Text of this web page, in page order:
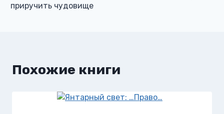
записям
приручить чудовище
Похожие книги